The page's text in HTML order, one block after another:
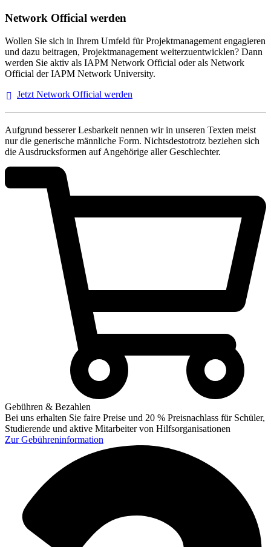
Network Official werden
Wollen Sie sich in Ihrem Umfeld für Projektmanagement engagieren
und dazu beitragen, Projektmanagement weiterzuentwicklen? Dann
werden Sie aktiv als IAPM Network Official oder als Network
Official der IAPM Network University.
Jetzt Network Official werden
Aufgrund besserer Lesbarkeit nennen wir in unseren Texten meist
nur die generische männliche Form. Nichtsdestotrotz beziehen sich
die Ausdrucksformen auf Angehörige aller Geschlechter.
Gebühren & Bezahlen
Bei uns erhalten Sie faire Preise und 20 % Preisnachlass für Schüler,
Studierende und aktive Mitarbeiter von Hilfsorganisationen
ZurGebühreninformation